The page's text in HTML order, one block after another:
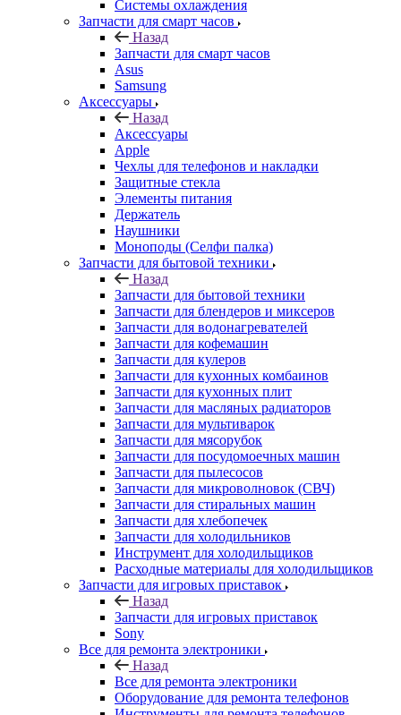
Системы охлаждения
Запчасти для смарт часов
Назад
Запчасти для смарт часов
Asus
Samsung
Аксессуары
Назад
Аксессуары
Apple
Чехлы для телефонов и накладки
Защитные стекла
Элементы питания
Держатель
Наушники
Моноподы (Селфи палка)
Запчасти для бытовой техники
Назад
Запчасти для бытовой техники
Запчасти для блендеров и миксеров
Запчасти для водонагревателей
Запчасти для кофемашин
Запчасти для кулеров
Запчасти для кухонных комбаинов
Запчасти для кухонных плит
Запчасти для масляных радиаторов
Запчасти для мультиварок
Запчасти для мясорубок
Запчасти для посудомоечных машин
Запчасти для пылесосов
Запчасти для микроволновок (СВЧ)
Запчасти для стиральных машин
Запчасти для хлебопечек
Запчасти для холодильников
Инструмент для холодильщиков
Расходные материалы для холодильщиков
Запчасти для игровых приставок
Назад
Запчасти для игровых приставок
Sony
Все для ремонта электроники
Назад
Все для ремонта электроники
Оборудование для ремонта телефонов